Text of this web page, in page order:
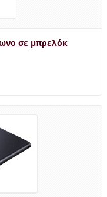
σε μπρελόκ